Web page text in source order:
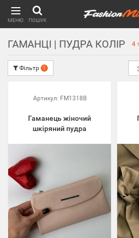
МЕНЮ ПОШУК
ГАМАНЦІ | ПУДРА КОЛІР 4
Фільтр 1
Артикул: FM1318B
Гаманець жіночий
шкіряний пудра